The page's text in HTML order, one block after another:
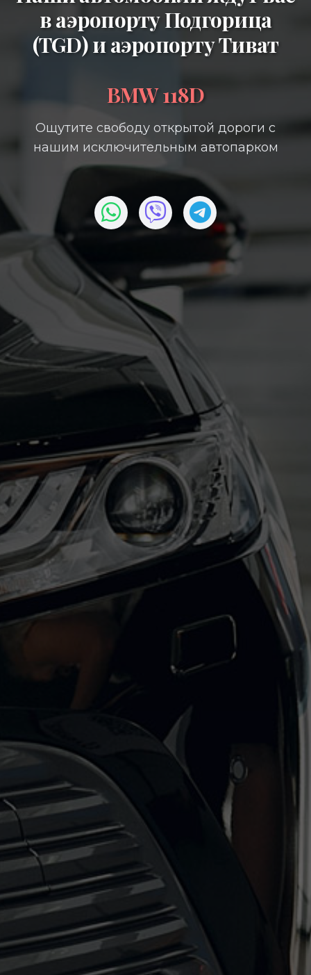
ваэропорту Подгорица
(TGD)иаэропорту Тиват
BMW 118D
Ощутите свободу открытой дороги с
нашим исключительным автопарком